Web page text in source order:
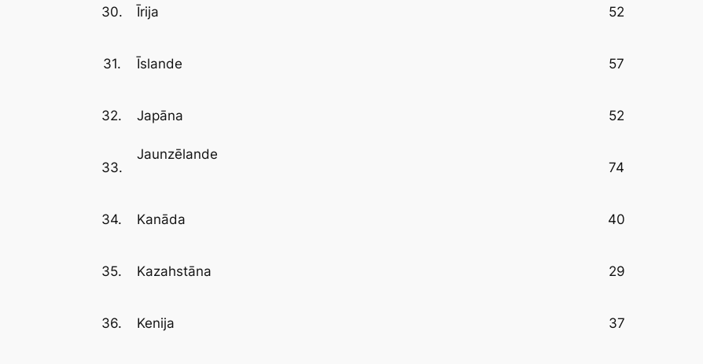
30. Īrija 52
31. Īslande 57
32. Japāna 52
33.
Jaunzēlande
74
34. Kanāda 40
35. Kazahstāna 29
36. Kenija 37